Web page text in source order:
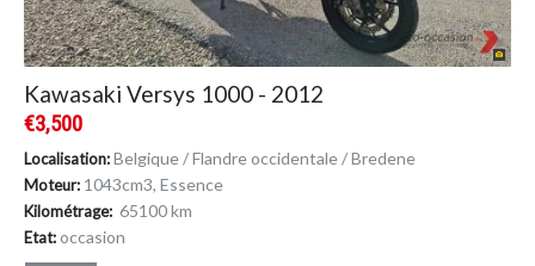
Kawasaki Versys 1000 - 2012
€3,500
Localisation:Belgique / Flandre occidentale / Bredene
Moteur: 1043cm3, Essence
Kilométrage: 65100 km
Etat:occasion